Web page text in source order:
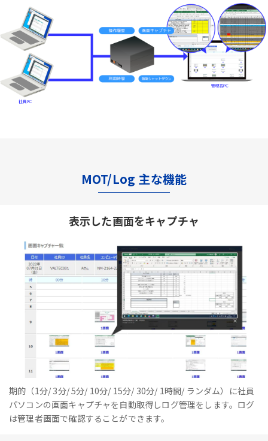
MOT/Log 主な機能
表示した画面をキャプチャ
期的（1分/ 3分/ 5分/ 10分/ 15分/ 30分/ 1時間/ ランダム）に社員
パソコンの画面キャプチャを自動取得しログ管理をします。ログ
は管理者画面で確認することができます。